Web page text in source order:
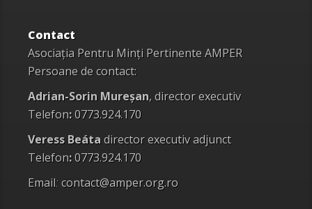
Contact
Asociația Pentru Minți Pertinente AMPER
Persoane de contact:
Adrian-Sorin Mureșan, director executiv
Telefon:0773.924.170
Veress Beátadirector executiv adjunct
Telefon:0773.924.170
Email:contact@amper.org.ro